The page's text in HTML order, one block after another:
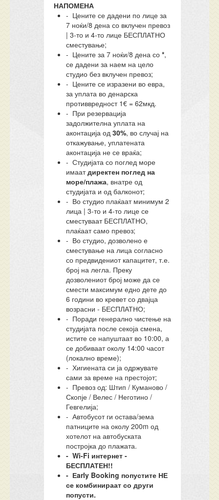
НАПОМЕНА
- Цените се дадени по лице за
7 ноќи/8 дена со вклучен превоз
| 3-то и 4-то лице БЕСПЛАТНО
сместување;
- Цените за 7 ноќи/8 дена со *,
се дадени за наем на цело
студио без вклучен превоз;
- Цените се изразени во евра,
за уплата во денарска
противвредност 1€ = 62мкд.
- При резервација
задолжителна уплата на
аконтација од30%, во случај на
откажување, уплатената
аконтација не се враќа;
- Студијата со поглед море
имаатдиректен поглед на
море/плажа, внатре од
студијата и од балконот;
- Во студио плаќаат минимум 2
лица | 3-то и 4-то лице се
сместуваат БЕСПЛАТНО,
плаќаат само превоз;
- Во студио, дозволено е
сместување на лица согласно
со предвидениот капацитет, т.е.
број на легла. Преку
дозволениот број може да се
смести максимум едно дете до
6 години во кревет со двајца
возрасни - БЕСПЛАТНО;
- Поради генерално чистење на
студијата после секоја смена,
истите се напуштаат во 10:00, а
се добиваат околу 14:00 часот
(локално време);
- Хигиената си ја одржувате
сами за време на престојот;
- Превоз од: Штип / Куманово /
Скопје / Велес / Неготино /
Гевгелија;
- Автобусот ги остава/зема
патниците на околу 200m од
хотелот на автобуската
постројка до плажата.
- Wi-Fi интернет -
БЕСПЛАТЕН!!
- Еarly Booking попустите НЕ
се комбинираат со други
попусти.